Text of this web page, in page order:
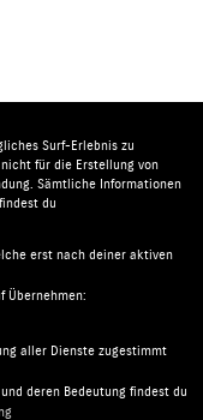
GbR |Am
|Batterieverordnung
Surf-Erlebnis zu
für die Erstellung von
Sämtliche Informationen
du
erst nach deiner aktiven
Übernehmen:
aller Dienste zugestimmt
deren Bedeutung findest du